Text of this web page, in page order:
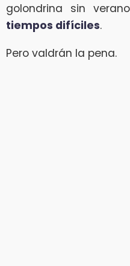
golondrina sin
tiempos difíciles.
Pero valdrán la pena.